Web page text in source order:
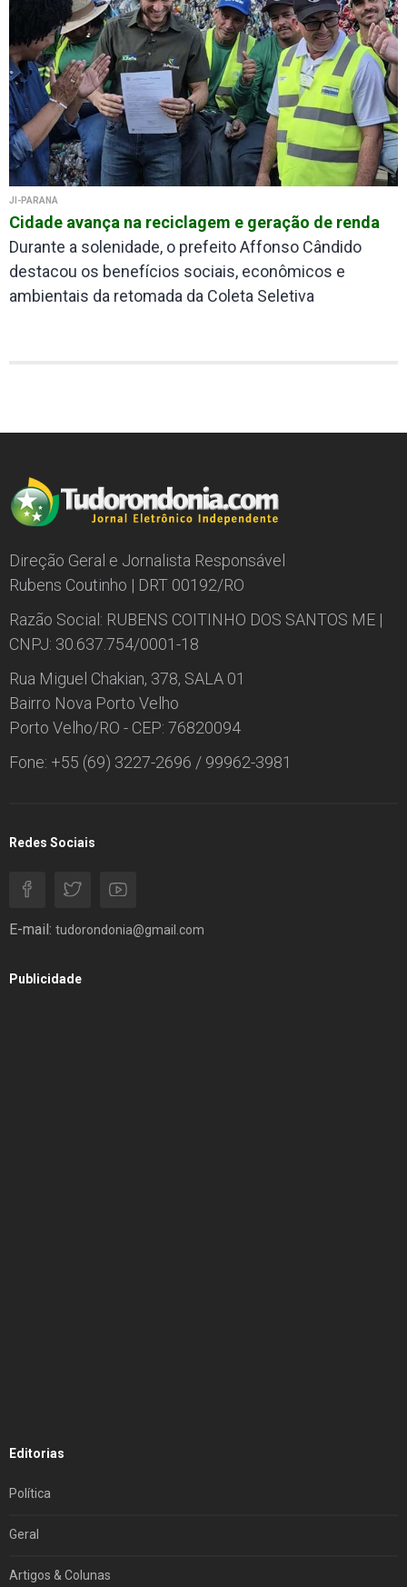
JI-PARANÁ
Cidade avança na reciclagem e geração de renda
Durante a solenidade, o prefeito Affonso Cândido
destacou os benefícios sociais, econômicos e
ambientais da retomada da Coleta Seletiva
Direção Geral e Jornalista Responsável
Rubens Coutinho | DRT 00192/RO
Razão Social: RUBENS COITINHO DOS SANTOS ME |
CNPJ: 30.637.754/0001-18
Rua Miguel Chakian, 378, SALA 01
Bairro Nova Porto Velho
Porto Velho/RO - CEP: 76820094
Fone: +55 (69) 3227-2696 / 99962-3981
Redes Sociais
E-mail: tudorondonia@gmail.com
Publicidade
Editorias
Política
Geral
Artigos & Colunas